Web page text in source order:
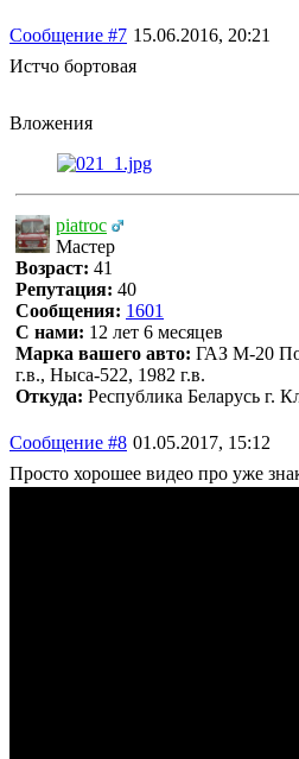
Сообщение #7 15.06.2016, 20:21
Истчо бортовая
Вложения
piatroc
Мастер
Возраст: 41
Репутация: 40
Сообщения: 1601
С нами: 12 лет 6 месяцев
Марка вашего авто: ГАЗ М-20
г.в., Ныса-522, 1982 г.в.
Откуда: Республика Беларусь г.
Сообщение #8 01.05.2017, 15:12
Просто хорошее видео про уже